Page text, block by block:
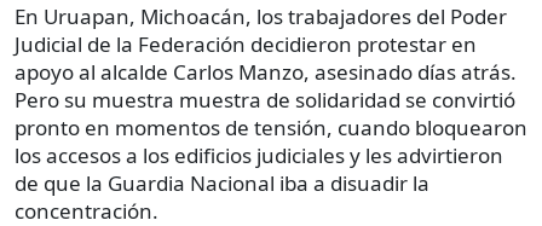
En Uruapan, Michoacán, los trabajadores del Poder
Judicial de la Federación decidieron protestar en
apoyo al alcalde Carlos Manzo, asesinado días atrás.
Pero su muestra muestra de solidaridad se convirtió
pronto en momentos de tensión, cuando bloquearon
los accesos a los edificios judiciales y les advirtieron
de que la Guardia Nacional iba a disuadir la
concentración.